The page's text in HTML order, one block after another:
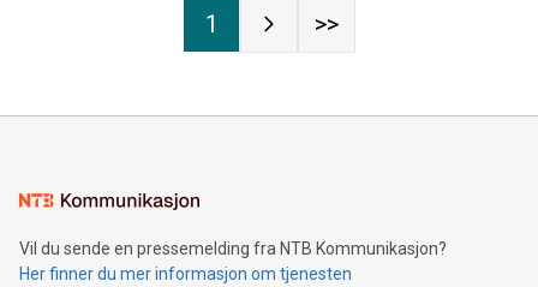
15. mars 2026 (https://pace.coe.int/en/files/36245).
1 >>
Vil du sende en pressemelding fra NTB Kommunikasjon?
Her finner du mer informasjon om tjenesten